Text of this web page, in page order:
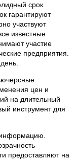
срок
гарантируют
участвуют
известные
участие
предприятия.
цен и
на длительный
инструмент для
предоставляют на